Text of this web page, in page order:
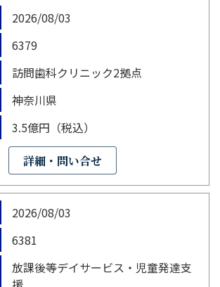
2026/08/03
6379
訪問歯科クリニック2拠点
神奈川県
3.5億円（税込）
詳細・問い合せ
2026/08/03
6381
放課後等デイサービス・児童発達支